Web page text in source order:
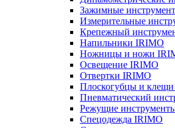
Зажимные
Измерительные
Крепежный
Напильники IRIMO
Ножницы и ножи
Освещение IRIMO
Отвертки IRIMO
Плоскогубцы и
Пневматический
Режущие
Спецодежда IRIMO